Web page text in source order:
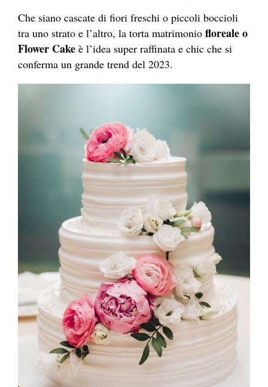
Che siano cascate di fiori freschi o piccoli boccioli
tra uno strato e l’altro, la torta matrimonio floreale o
Flower Cake è l’idea super raffinata e chic che si
conferma un grande trend del 2023.